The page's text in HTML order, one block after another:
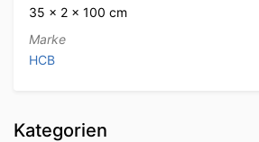
35 × 2 × 100 cm
Marke
HCB
Kategorien